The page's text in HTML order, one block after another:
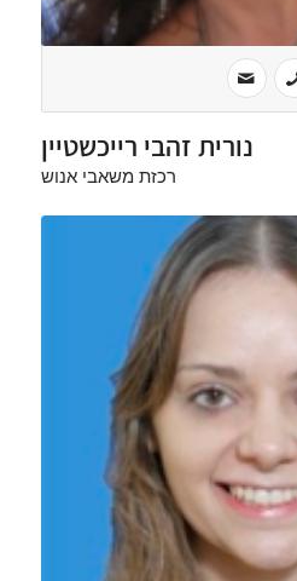
נורית זהבי רייכשטיין
רכזת משאבי אנוש